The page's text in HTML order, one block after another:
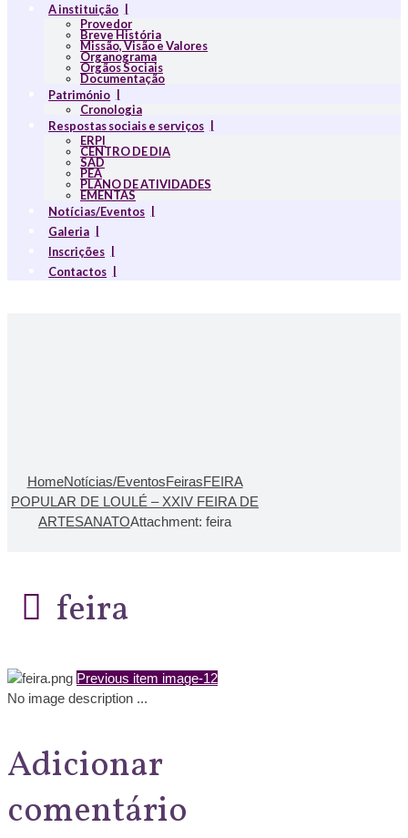
A instituição
Provedor
Breve História
Missão, Visão e Valores
Organograma
Orgãos Sociais
Documentação
Património
Cronologia
Respostas sociais e serviços
ERPI
CENTRO DE DIA
SAD
PEA
PLANO DE ATIVIDADES
EMENTAS
Notícias/Eventos
Galeria
Inscrições
Contactos
HomeNotícias/EventosFeirasFEIRA
POPULAR DE LOULÉ – XXIV FEIRA DE
ARTESANATOAttachment: feira
feira
Previous item image-12
No image description ...
Adicionar
comentário